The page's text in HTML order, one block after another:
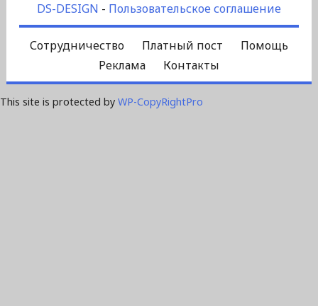
DS-DESIGN - Пользовательское соглашение
Сотрудничество Платный пост
Помощь
Реклама
Контакты
This site is protected by WP-CopyRightPro